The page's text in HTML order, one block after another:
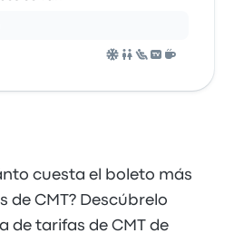
cuesta el boleto más
de CMT? Descúbrelo
de tarifas de CMT de